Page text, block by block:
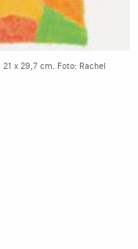
x 29,7 cm. Foto: Rachel